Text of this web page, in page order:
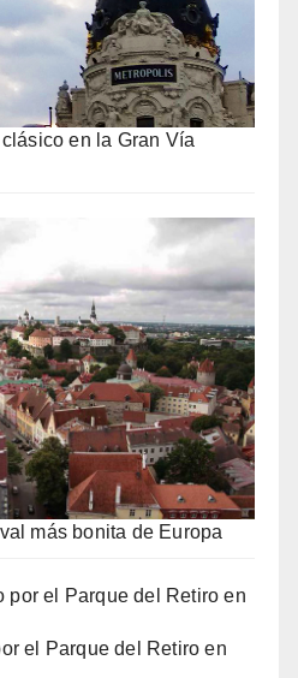
en la Gran Vía
más bonita de Europa
el Parque del Retiro en